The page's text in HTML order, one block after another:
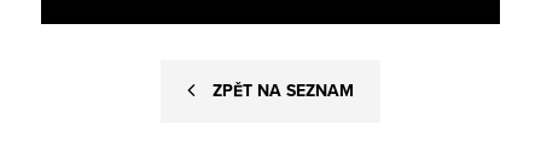
ZPĚT NA SEZNAM